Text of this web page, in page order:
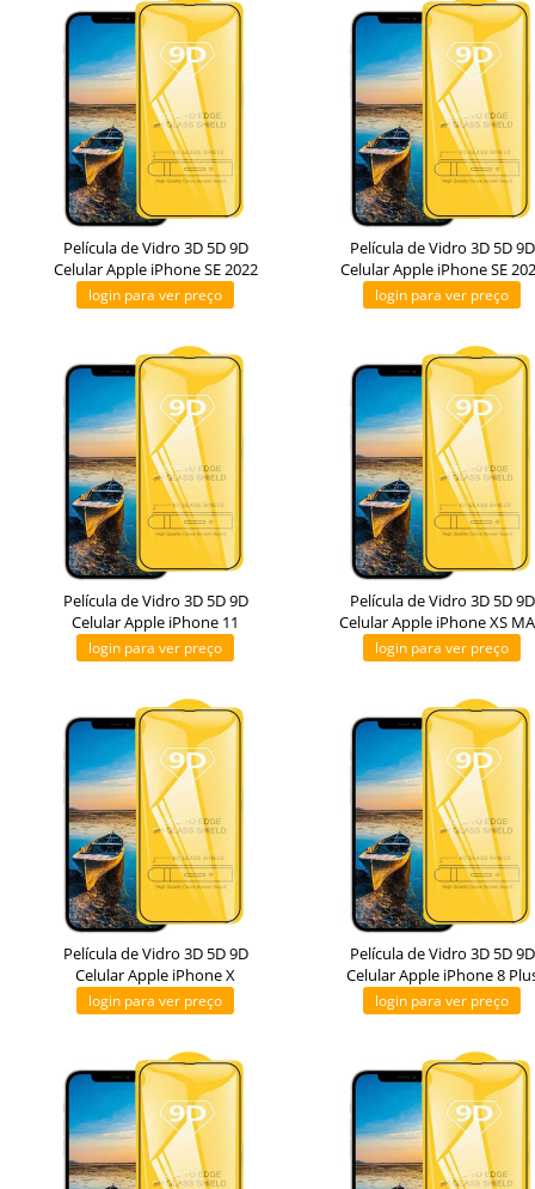
Película de Vidro 3D 5D 9D
Celular Apple iPhone SE 2022
login para ver preço
Película de Vidro 3D 5D 9D
Celular Apple iPhone SE
login para ver preço
Película de Vidro 3D 5D 9D
Celular Apple iPhone 11
login para ver preço
Película de Vidro 3D 5D 9D
Celular Apple iPhone XS
login para ver preço
Película de Vidro 3D 5D 9D
Celular Apple iPhone X
login para ver preço
Película de Vidro 3D 5D 9D
Celular Apple iPhone 8
login para ver preço